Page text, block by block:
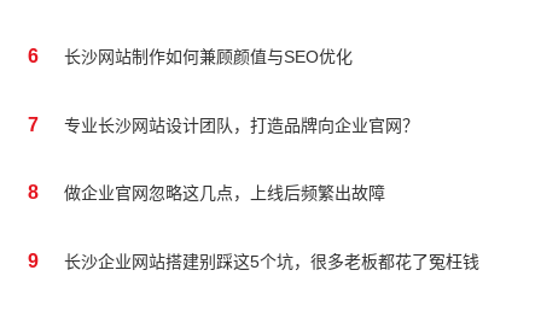
6 长沙网站制作如何兼顾颜值与SEO优化
7 专业长沙网站设计团队，打造品牌向企业官网？
8 做企业官网忽略这几点，上线后频繁出故障
9 长沙企业网站搭建别踩这5个坑，很多老板都花了冤枉钱